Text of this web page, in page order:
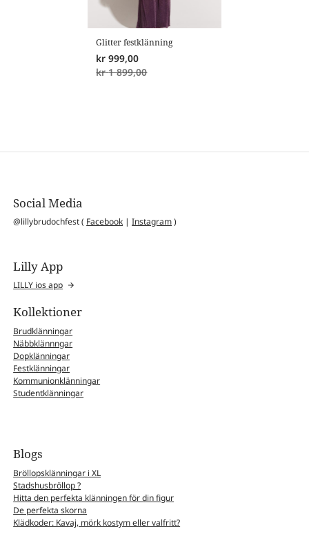
Glitter festklänning
kr 999,00
kr 1 899,00
Social Media
@lillybrudochfest ( Facebook |Instagram)
Lilly App
LILLY ios app
Kollektioner
Brudklänningar
Näbbklännngar
Dopklänningar
Festklänningar
Kommunionklänningar
Studentklänningar
Blogs
Bröllopsklänningar i XL
Stadshusbröllop ?
Hitta den perfekta klänningen för din figur
De perfekta skorna
Klädkoder: Kavaj, mörk kostym eller valfritt?